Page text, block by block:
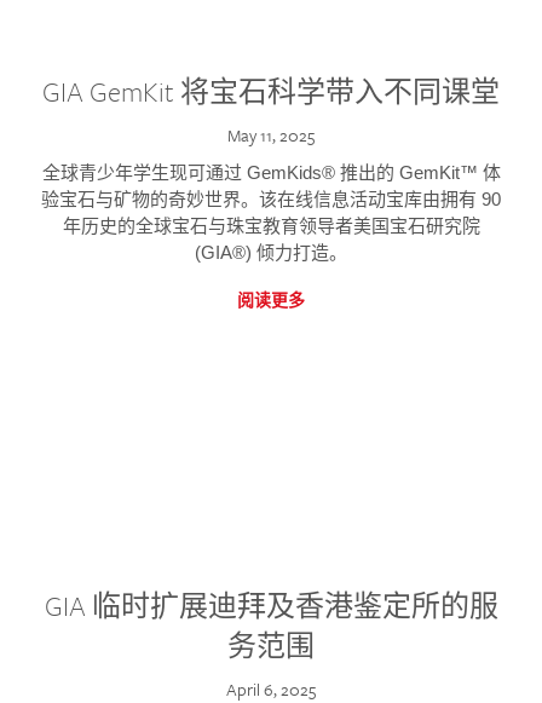
GIA GemKit 将宝石科学带入不同课堂
May 11, 2025
全球青少年学生现可通过 GemKids® 推出的 GemKit™ 体
验宝石与矿物的奇妙世界。该在线信息活动宝库由拥有 90
年历史的全球宝石与珠宝教育领导者美国宝石研究院
(GIA®) 倾力打造。
阅读更多
GIA 临时扩展迪拜及香港鉴定所的服
务范围
April 6, 2025